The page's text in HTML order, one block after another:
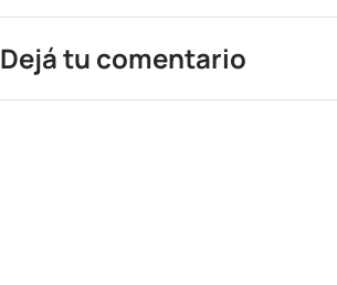
Dejá tu comentario